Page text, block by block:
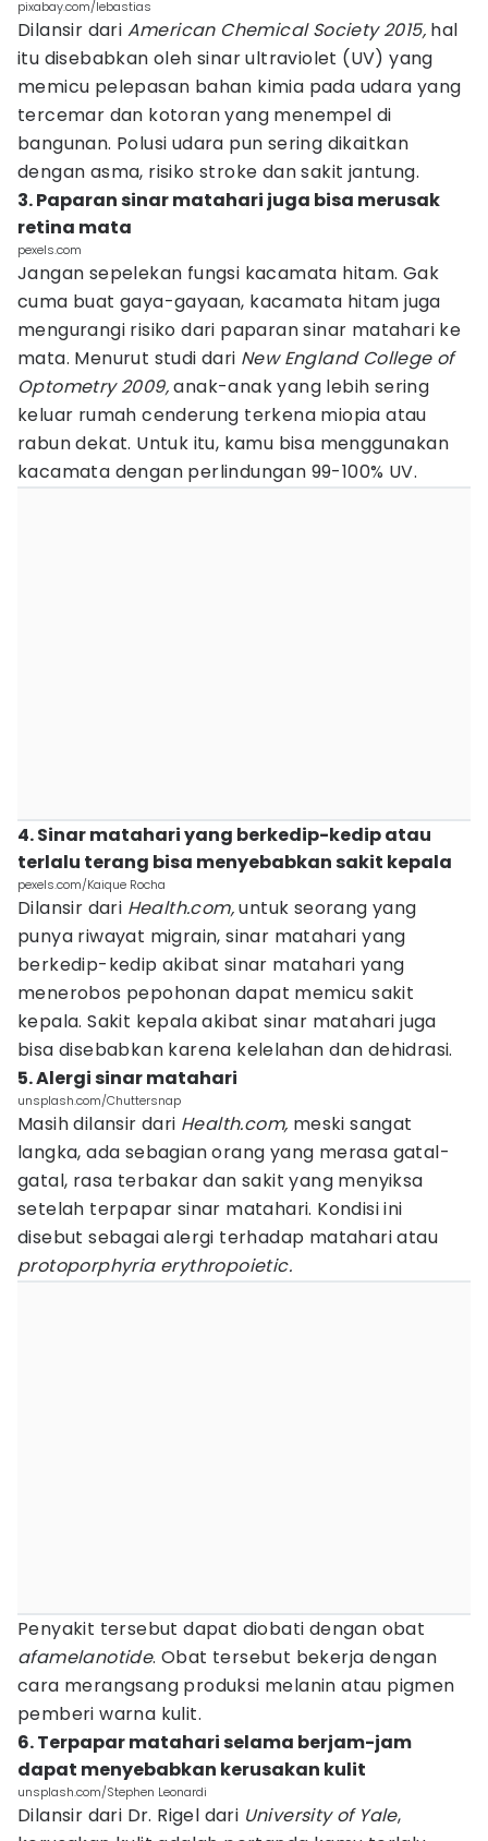
pixabay.com/lebastias
Dilansir dari American Chemical Society 2015, hal
itu disebabkan oleh sinar ultraviolet (UV) yang
memicu pelepasan bahan kimia pada udara yang
tercemar dan kotoran yang menempel di
bangunan. Polusi udara pun sering dikaitkan
dengan asma, risiko stroke dan sakit jantung.
3. Paparan sinar matahari juga bisa merusak
retina mata
pexels.com
Jangan sepelekan fungsi kacamata hitam. Gak
cuma buat gaya-gayaan, kacamata hitam juga
mengurangi risiko dari paparan sinar matahari ke
mata. Menurut studi dari New England College of
Optometry 2009,anak-anak yang lebih sering
keluar rumah cenderung terkena miopia atau
rabun dekat. Untuk itu, kamu bisa menggunakan
kacamata dengan perlindungan 99-100% UV.
4. Sinar matahari yang berkedip-kedip atau
terlalu terang bisa menyebabkan sakit kepala
pexels.com/Kaique Rocha
Dilansir dari Health.com,untuk seorang yang
punya riwayat migrain, sinar matahari yang
berkedip-kedip akibat sinar matahari yang
menerobos pepohonan dapat memicu sakit
kepala. Sakit kepala akibat sinar matahari juga
bisa disebabkan karena kelelahan dan dehidrasi.
5. Alergi sinar matahari
unsplash.com/Chuttersnap
Masih dilansir dari Health.com, meski sangat
langka, ada sebagian orang yang merasa gatal-
gatal, rasa terbakar dan sakit yang menyiksa
setelah terpapar sinar matahari. Kondisi ini
disebut sebagai alergi terhadap matahari atau
protoporphyria erythropoietic.
Penyakit tersebut dapat diobati dengan obat
afamelanotide. Obat tersebut bekerja dengan
cara merangsang produksi melanin atau pigmen
pemberi warna kulit.
6. Terpapar matahari selama berjam-jam
dapat menyebabkan kerusakan kulit
unsplash.com/Stephen Leonardi
Dilansir dari Dr. Rigel dari University of Yale,